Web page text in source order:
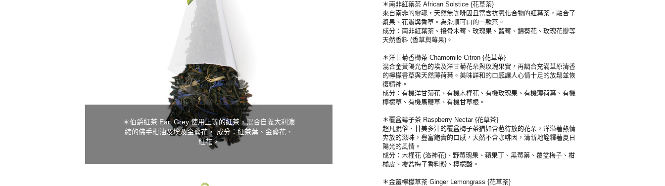
＊伯爵紅茶 Earl Grey 使用上等的紅茶，混合自義大利濃
縮的佛手柑油及埃及金盞花， 成分：紅茶葉、金盞花、
紅花。
＊南非紅葉茶 African Solstice {花草茶}
來自南非的靈魂，天然無咖啡因且富含抗氧化合物的紅葉茶，融合了
漿果、花瓣與香草。為滑順可口的一款茶。
成分：南非紅葉茶、接骨木莓、玫瑰果、藍莓、錦葵花、玫瑰花瓣等
天然香料 (香草與莓果)。
＊洋甘菊香櫞茶 Chamomile Citron {花草茶}
混合金黃陽光色的埃及洋甘菊花朵與玫瑰果實，再調合充滿草原清香
的檸檬香草與天然薄荷葉。美味詳和的口感讓人心情十足的放鬆並恢
復精神。
成分：有機洋甘菊花、有機木槿花、有機玫瑰果、有機薄荷葉、有機
檸檬草、有機馬鞭草、有機甘草根。
＊覆盆莓子茶 Raspberry Nectar {花草茶}
超凡脫俗、甘美多汁的覆盆梅子茶猶如含苞待放的花朵，洋溢著熱情
奔放的滋味，豊富飽實的口感，天然不含咖啡因，清新地詮釋著夏日
陽光的風情。
成分：木槿花 (洛神花)、野莓瑰果、蘋果丁、黑莓葉、覆盆梅子、柑
橘皮、覆盆梅子香料粉、檸檬酸。
＊金薑檸檬草茶 Ginger Lemongrass {花草茶}